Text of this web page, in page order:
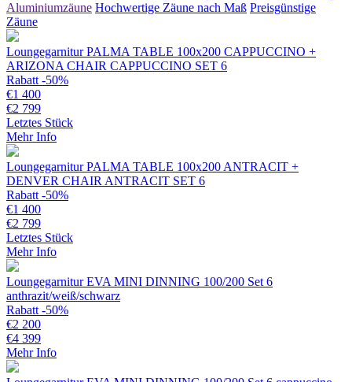
Aluminiumzäune Hochwertige Zäune nach Maß Preisgünstige
Zäune
Loungegarnitur PALMA TABLE 100x200 CAPPUCCINO +
ARIZONA CHAIR CAPPUCCINO SET 6
Rabatt -50%
€1 400
€2 799
Letztes Stück
Mehr Info
Loungegarnitur PALMA TABLE 100x200 ANTRACIT +
DENVER CHAIR ANTRACIT SET 6
Rabatt -50%
€1 400
€2 799
Letztes Stück
Mehr Info
Loungegarnitur EVA MINI DINNING 100/200 Set 6
anthrazit/weiß/schwarz
Rabatt -50%
€2 200
€4 399
Mehr Info